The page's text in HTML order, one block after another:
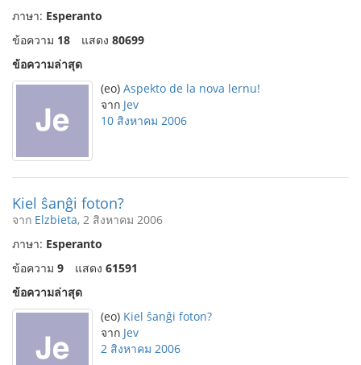
ภาษา: Esperanto
ข้อความ 18 แสดง 80699
ข้อความล่าสุด
(eo) Aspekto de la nova lernu!
จาก Jev
10 สิงหาคม 2006
Kiel ŝanĝi foton?
จาก Elzbieta, 2 สิงหาคม 2006
ภาษา: Esperanto
ข้อความ 9 แสดง 61591
ข้อความล่าสุด
(eo) Kiel ŝanĝi foton?
จาก Jev
2 สิงหาคม 2006